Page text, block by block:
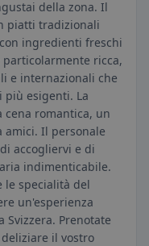
della zona. Il
piatti tradizionali
ingredienti freschi
ricca,
e internazionali che
più esigenti. La
cena romantica, un
amici. Il personale
accogliervi e di
indimenticabile.
le specialità del
un'esperienza
Prenotate
il vostro